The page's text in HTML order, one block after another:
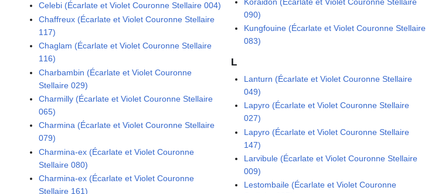
Celebi (Écarlate et Violet Couronne Stellaire 004)
Chaffreux (Écarlate et Violet Couronne Stellaire
117)
Chaglam (Écarlate et Violet Couronne Stellaire
116)
Charbambin (Écarlate et Violet Couronne
Stellaire 029)
Charmilly (Écarlate et Violet Couronne Stellaire
065)
Charmina (Écarlate et Violet Couronne Stellaire
079)
Charmina-ex (Écarlate et Violet Couronne
Stellaire 080)
Charmina-ex (Écarlate et Violet Couronne
Stellaire 161)
090)
Kungfouine (Écarlate et Violet Couronne Stellaire
083)
L
Lanturn (Écarlate et Violet Couronne Stellaire
049)
Lapyro (Écarlate et Violet Couronne Stellaire
027)
Lapyro (Écarlate et Violet Couronne Stellaire
147)
Larvibule (Écarlate et Violet Couronne Stellaire
009)
Lestombaile (Écarlate et Violet Couronne